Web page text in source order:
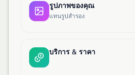
รูปภาพของคุณ
แทนรูปสำรอง
บริการ & ราคา